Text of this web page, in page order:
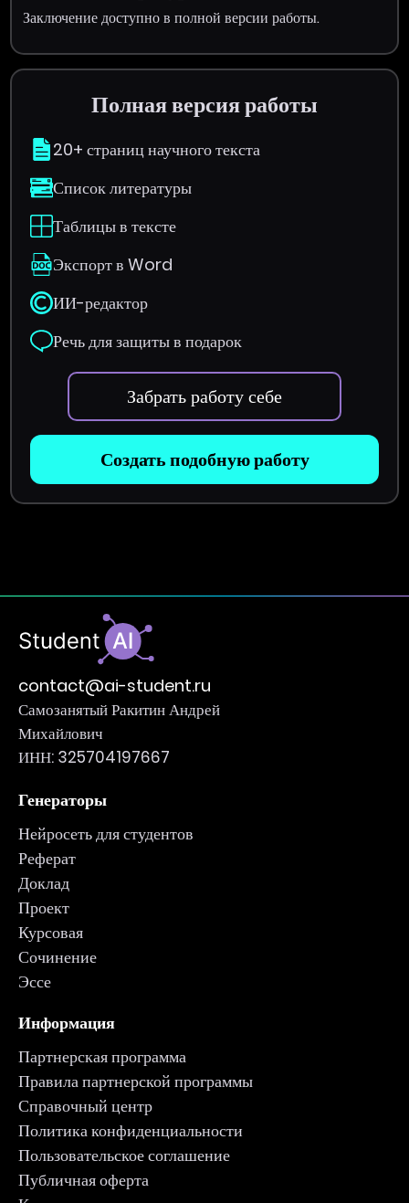
Заключение доступно в полной версии работы.
Полная версия работы
20+ страниц научного текста
Список литературы
Таблицы в тексте
Экспорт в Word
ИИ-редактор
Речь для защиты в подарок
Забрать работу себе
Создать подобную работу
contact@ai-student.ru
Самозанятый Ракитин Андрей
Михайлович
ИНН: 325704197667
Генераторы
Нейросеть для студентов
Реферат
Доклад
Проект
Курсовая
Сочинение
Эссе
Информация
Партнерская программа
Правила партнерской программы
Справочный центр
Политика конфиденциальности
Пользовательское соглашение
Публичная оферта